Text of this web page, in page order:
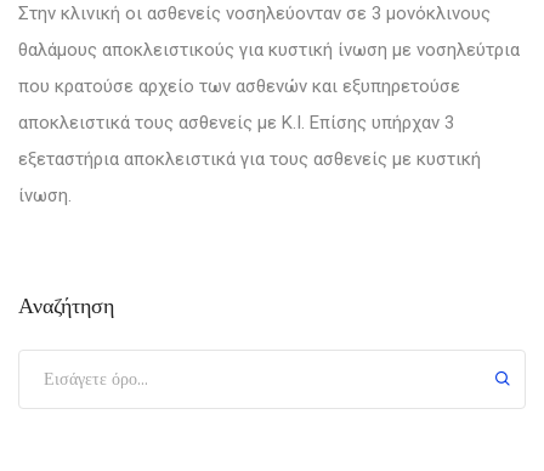
Στην κλινική οι ασθενείς νοσηλεύονταν σε 3 μονόκλινους
θαλάμους αποκλειστικούς για κυστική ίνωση με νοσηλεύτρια
που κρατούσε αρχείο των ασθενών και εξυπηρετούσε
αποκλειστικά τους ασθενείς με Κ.Ι. Επίσης υπήρχαν 3
εξεταστήρια αποκλειστικά για τους ασθενείς με κυστική
ίνωση.
Αναζήτηση